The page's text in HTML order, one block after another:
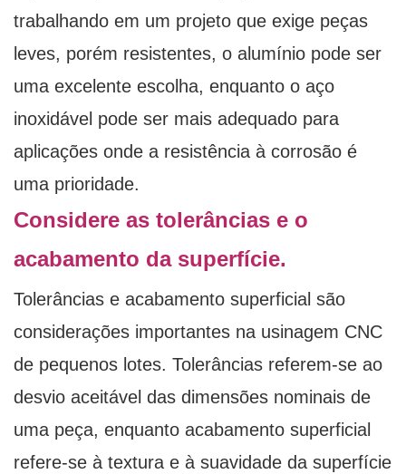
trabalhando em um projeto que exige peças
leves, porém resistentes, o alumínio pode ser
uma excelente escolha, enquanto o aço
inoxidável pode ser mais adequado para
aplicações onde a resistência à corrosão é
uma prioridade.
Considere as tolerâncias e o
acabamento da superfície.
Tolerâncias e acabamento superficial são
considerações importantes na usinagem CNC
de pequenos lotes. Tolerâncias referem-se ao
desvio aceitável das dimensões nominais de
uma peça, enquanto acabamento superficial
refere-se à textura e à suavidade da superfície